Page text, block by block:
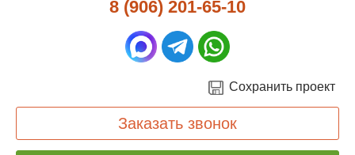
8 (906) 201-65-10
Сохранить проект
Заказать звонок